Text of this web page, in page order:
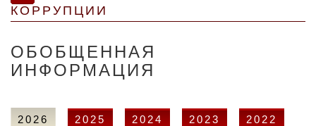
КОРРУПЦИИ
ОБОБЩЕННАЯ
ИНФОРМАЦИЯ
2026 2025 2024 2023 2022